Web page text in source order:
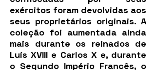
exércitos foram devolvidas aos
seus proprietários originais. A
coleção foi aumentada ainda
mais durante os reinados de
Luís XVIII e Carlos X e, durante
o Segundo Império Francês, o